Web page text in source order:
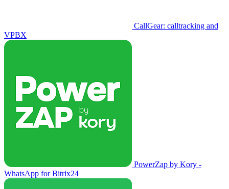
CallGear: calltracking and
VPBX
PowerZap by Kory -
WhatsApp for Bitrix24